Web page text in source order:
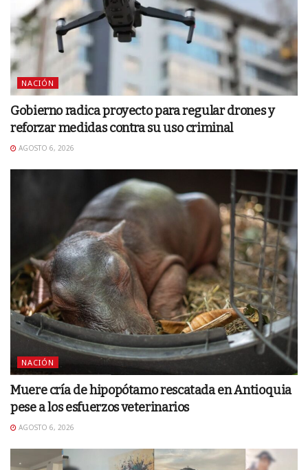
NACIÓN
Gobierno radica proyecto para regular drones y
reforzar medidas contra su uso criminal
AGOSTO 6, 2026
NACIÓN
Muere cría de hipopótamo rescatada en Antioquia
pese a los esfuerzos veterinarios
AGOSTO 6, 2026